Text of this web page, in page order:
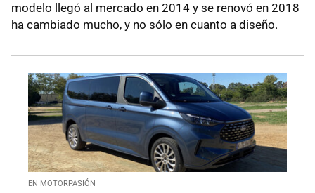
modelo llegó al mercado en 2014 y se renovó en 2018
ha cambiado mucho, y no sólo en cuanto a diseño.
EN MOTORPASIÓN